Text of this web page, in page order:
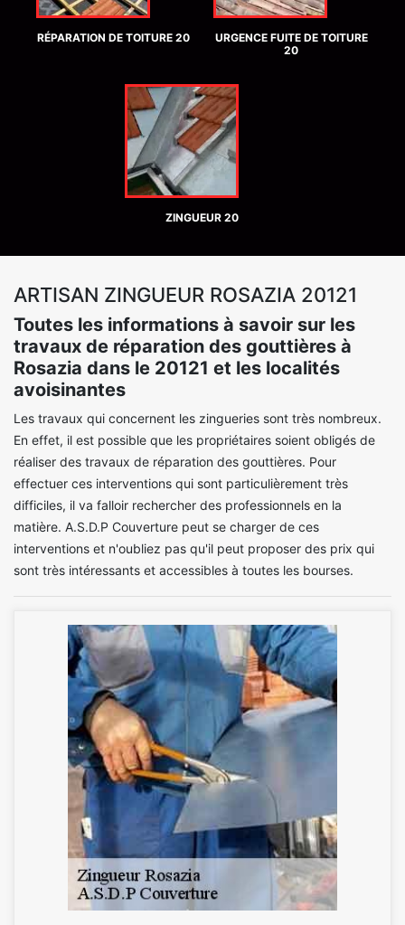
RÉPARATION DE TOITURE 20
URGENCE FUITE DE TOITURE
20
ZINGUEUR 20
ARTISAN ZINGUEUR ROSAZIA 20121
Toutes les informations à savoir sur les
travaux de réparation des gouttières à
Rosazia dans le 20121 et les localités
avoisinantes
Les travaux qui concernent les zingueries sont très nombreux.
En effet, il est possible que les propriétaires soient obligés de
réaliser des travaux de réparation des gouttières. Pour
effectuer ces interventions qui sont particulièrement très
difficiles, il va falloir rechercher des professionnels en la
matière. A.S.D.P Couverture peut se charger de ces
interventions et n'oubliez pas qu'il peut proposer des prix qui
sont très intéressants et accessibles à toutes les bourses.